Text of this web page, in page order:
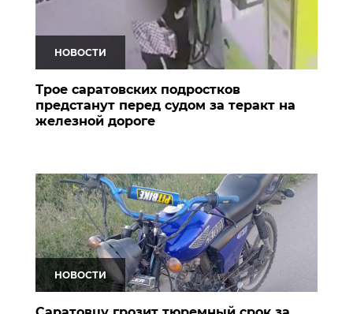
НОВОСТИ
Трое саратовских подростков
предстанут перед судом за теракт на
железной дороге
НОВОСТИ